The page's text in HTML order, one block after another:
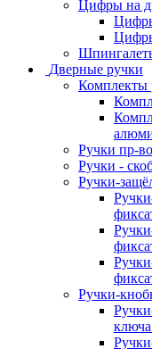
Цифры на
Дверные ручки
Комплекты
Ручки пр-
Ручки -
Ручки-
Ручки-